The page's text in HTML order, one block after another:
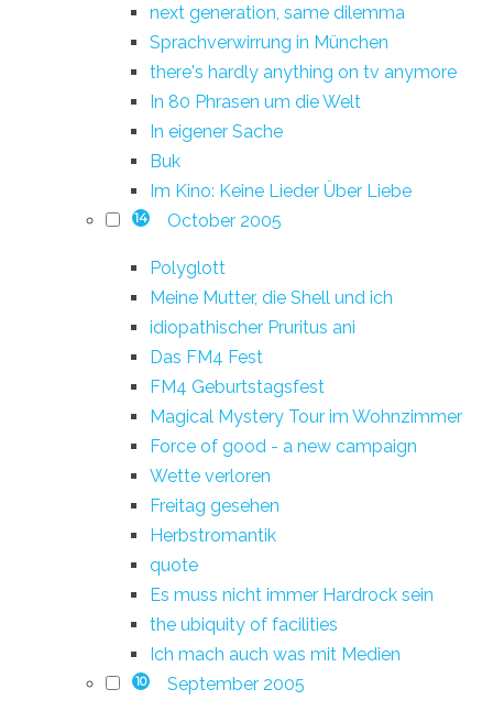
next generation, same dilemma
Sprachverwirrung in München
there's hardly anything on tv anymore
In 80 Phrasen um die Welt
In eigener Sache
Buk
Im Kino: Keine Lieder Über Liebe
14 October 2005
Polyglott
Meine Mutter, die Shell und ich
idiopathischer Pruritus ani
Das FM4 Fest
FM4 Geburtstagsfest
Magical Mystery Tour im Wohnzimmer
Force of good - a new campaign
Wette verloren
Freitag gesehen
Herbstromantik
quote
Es muss nicht immer Hardrock sein
the ubiquity of facilities
Ich mach auch was mit Medien
10 September 2005